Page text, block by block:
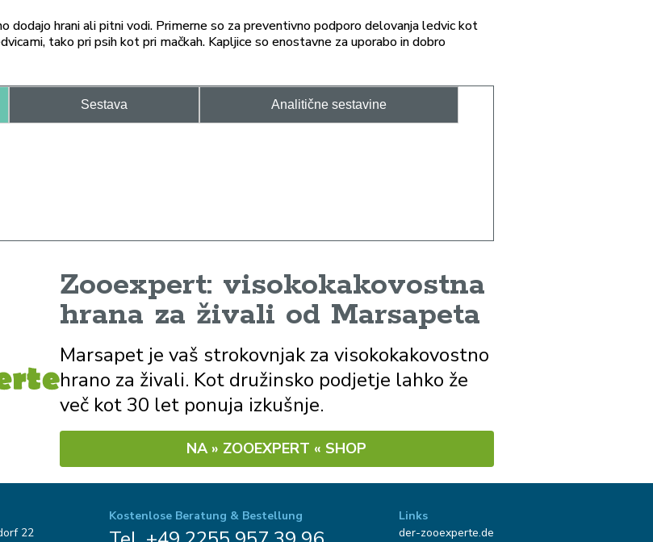
dodajo hrani ali pitni vodi. Primerne so za preventivno podporo delovanja ledvic kot
tako pri psih kot pri mačkah. Kapljice so enostavne za uporabo in dobro
Sestava Analitične sestavine
Zooexpert: visokokakovostna
hrana za živali od Marsapeta
Marsapet je vaš strokovnjak za visokokakovostno
hrano za živali. Kot družinsko podjetje lahko že
več kot 30 let ponuja izkušnje.
NA » ZOOEXPERT « SHOP
22
Kostenlose Beratung & Bestellung
Links
der-zooexperte.de